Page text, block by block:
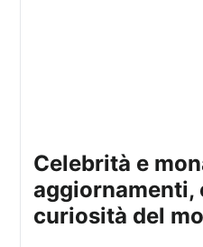
Celebrità e monarchie:
aggiornamenti,
curiosità del